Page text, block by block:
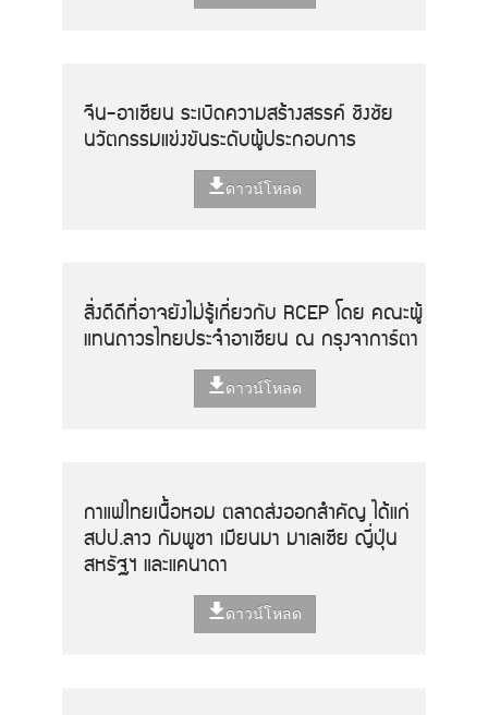
จีน-อาเซียน ระเบิดความสร้างสรรค์ ชิงชัย
นวัตกรรมแข่งขันระดับผู้ประกอบการ
ดาวน์โหลด
สิ่งดีดีที่อาจยังไม่รู้เกี่ยวกับ RCEP โดย คณะผู้
แทนถาวรไทยประจำอาเซียน ณ กรุงจาการ์ตา
ดาวน์โหลด
กาแฟไทยเนื้อหอม ตลาดส่งออกสำคัญ ได้แก่
สปป.ลาว กัมพูชา เมียนมา มาเลเซีย ญี่ปุ่น
สหรัฐฯ และแคนาดา
ดาวน์โหลด